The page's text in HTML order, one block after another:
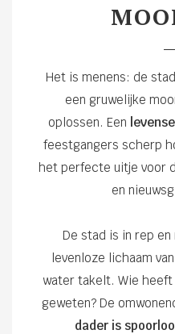
Het is menens: de
een gruwelijke
oplossen. Een
feestgangers scherp
het perfecte uitje voor
en
De stad is in rep
levenloze lichaam
water takelt. Wie
geweten? De
dader is